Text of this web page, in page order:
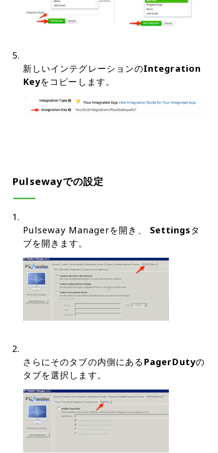
新しいインテグレーションのIntegration
Key
Pulsewayでの設定
Pulseway Managerを開き、 Settingsタ
さらにそのタブの内側にある PagerDutyの